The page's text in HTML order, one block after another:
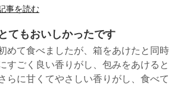
事を読む
とてもおいしかったです
めて食べましたが、箱をあけたと同時
すごく良い香りがし、包みをあけると
らに甘くてやさしい香りがし、食べて